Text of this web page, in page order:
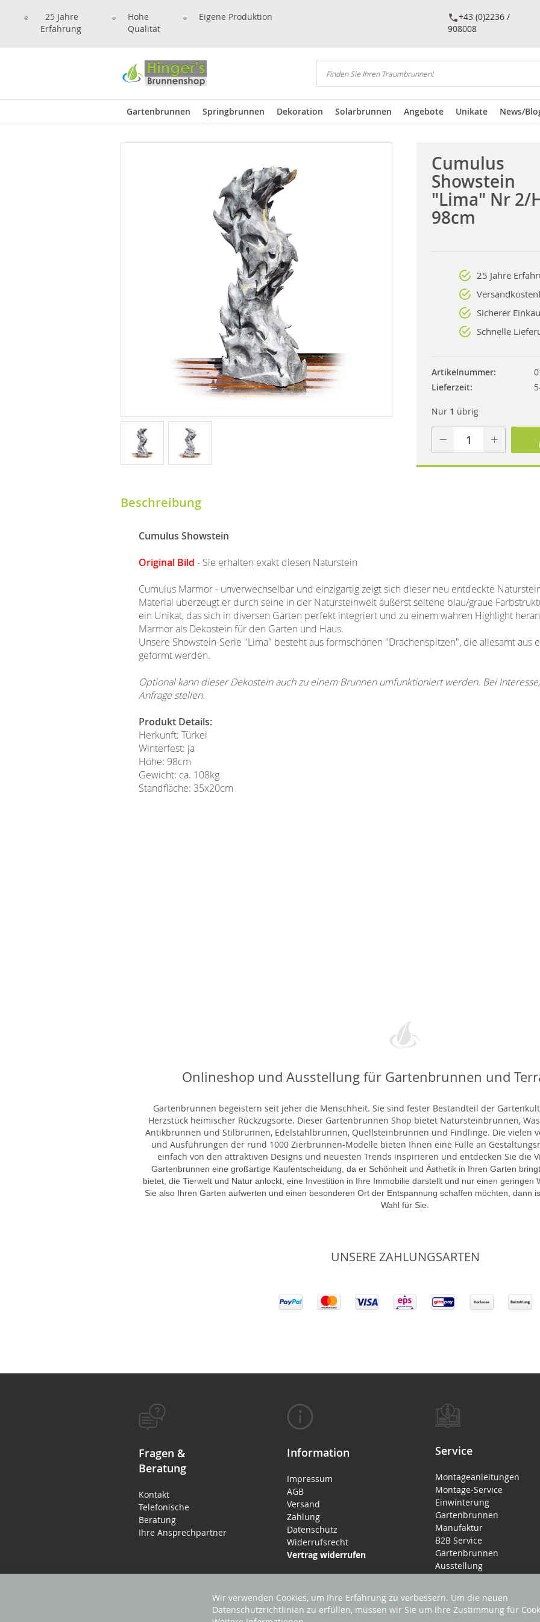
25 Jahre
Erfahrung
Hohe
Qualität
Eigene Produktion
+43 (0)2236 /
908008
Suchen
Gartenbrunnen Springbrunnen Dekoration Solarbrunnen Angebote Unikate News/
Cumulus
Showstein
"Lima" Nr 2/
98cm
25 Jahre
Sicherer
Schnelle
Artikelnummer
Lieferzeit
Nur 1 übrig
Beschreibung
Cumulus Showstein
Original Bild - Sie erhalten exakt diesen Naturstein
Cumulus Marmor - unverwechselbar und einzigartig zeigt sich dieser neu entdeckte
Material überzeugt er durch seine in der Natursteinwelt äußerst seltene blau/graue
ein Unikat, das sich in diversen Gärten perfekt integriert und zu einem wahren Highlight
Marmor als Dekostein für den Garten und Haus.
Unsere Showstein-Serie "Lima" besteht aus formschönen "Drachenspitzen", die allesamt aus
geformt werden.
Optional kann dieser Dekostein auch zu einem Brunnen umfunktioniert werden. Bei
Anfrage stellen.
Produkt Details:
Herkunft: Türkei
Winterfest: ja
Höhe: 98cm
Gewicht: ca. 108kg
Standfläche: 35x20cm
Onlineshop und Ausstellung für Gartenbrunnen und
Gartenbrunnen begeistern seit jeher die Menschheit. Sie sind fester Bestandteil der
Herzstück heimischer Rückzugsorte. Dieser Gartenbrunnen Shop bietet Natursteinbrunnen,
Antikbrunnen und Stilbrunnen, Edelstahlbrunnen, Quellsteinbrunnen und Findlinge. Die vielen
und Ausführungen der rund 1000 Zierbrunnen-Modelle bieten Ihnen eine Fülle an
einfach von den attraktiven Designs und neuesten Trends inspirieren und entdecken Sie die
Gartenbrunnen eine großartige Kaufentscheidung, da er Schönheit und Ästhetik in Ihren Garten
bietet, die Tierwelt und Natur anlockt, eine Investition in Ihre Immobilie darstellt und nur einen geringen
Sie also Ihren Garten aufwerten und einen besonderen Ort der Entspannung schaffen möchten, dann
Wahl für Sie.
UNSERE ZAHLUNGSARTEN
Fragen &
Beratung
Kontakt
Telefonische
Beratung
Ihre Ansprechpartner
Information
Impressum
AGB
Versand
Zahlung
Datenschutz
Widerrufsrecht
Vertrag widerrufen
Service
Montageanleitungen
Montage-Service
Einwinterung
Gartenbrunnen
Manufaktur
B2B Service
Gartenbrunnen
Ausstellung
Wir verwenden Cookies, um Ihre Erfahrung zu verbessern. Um die neuen
Datenschutzrichtlinien zu erfüllen, müssen wir Sie um Ihre Zustimmung für